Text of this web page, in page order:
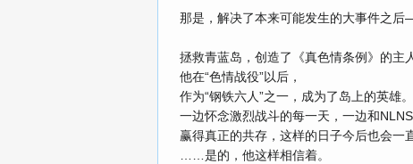
那是，解决了本来可能发生的大事件之
拯救青蓝岛，创造了《真色情条例》的主
他在“色情战役”以后，
作为“钢铁六人”之一，成为了岛上的英雄。
一边怀念激烈战斗的每一天，一边和
赢得真正的共存，这样的日子今后也会一
……是的，他这样相信着。